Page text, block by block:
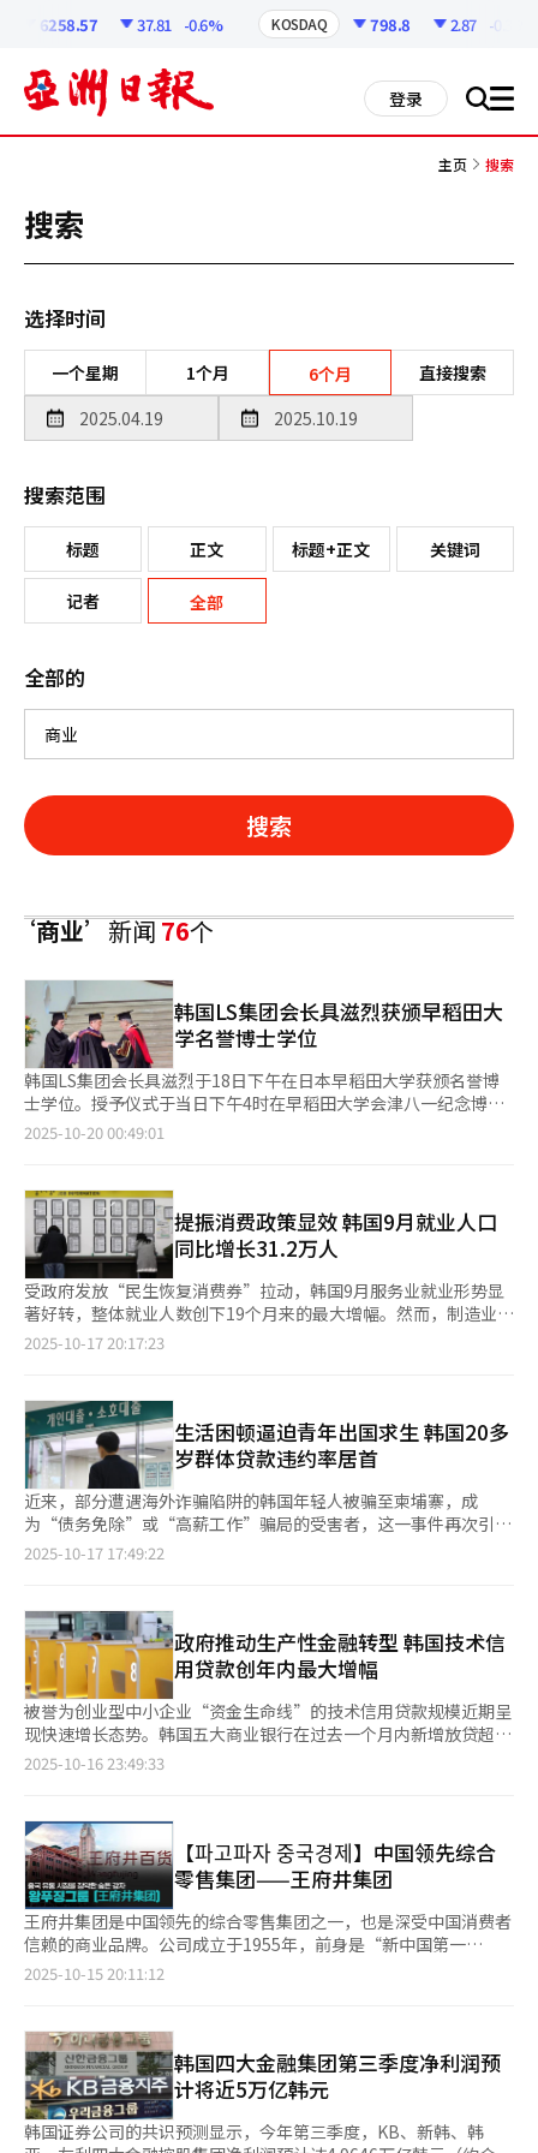
6258.57 37.81 -0.6% KOSDAQ 798.8 2.87 -0.36%
登录 搜 all
主页 搜索
搜索
选择时间
一个星期 1个月 6个月 直接搜索
搜索范围
标题 正文 标题+正文 关键词
记者 全部
全部的
搜索
‘商业’新闻76个
韩国LS集团会长具滋烈获颁早稻田大
学名誉博士学位
韩国LS集团会长具滋烈于18日下午在日本早稻田大学获颁名誉博
士学位。授予仪式于当日下午4时在早稻田大学会津八一纪念博物
馆（Aizu Museum）举行，并授予具滋烈名誉法学博士学位。出
管兼教授弦间正彦等两校相关人士及企业界人士约100名。 具滋烈
自1978年入职LG商社（现LX国际）以来，曾自2013年起担任LG
集团董事长约9年，将集团发展为覆盖25个国家、设有100余个据
点的全球性企业。在此过程中，他曾在1990年代初担任LG商社日
本地区总部负责人，亲身经历韩日经济合作实践。当两国因外交安
全问题陷入矛盾时，他曾以首尔东京论坛理事身份活跃于韩日财经
会议、商业峰会等场合，为加强两国乃至东北亚国家间的合作关系
履行了民间外交官的使命。 在学术与教育领域，具滋烈自2019年
校友的凝聚力，并积极支持母校建设与后辈培养。目前，他兼任高
丽大学发展委员会主席，并于2023年因此类贡献获得名誉哲学博
士学位。 早稻田大学方面表示：“具会长不仅作为高丽大学校友
会长为母校发展作出贡献，还为高丽大学与早稻田大学的友好关系
及学术交流发展作出重要贡献，推动了学校国际化进程。“” 早
稻田大学校长田中爱治在致辞中表示：“具会长自担任第31代韩国
贸易协会会长以来，设立‘韩日特别交流委员会’，从经济界角度
持续与日本政界、财界交流，为恢复两国经济信任发挥关键作用。
予名誉博士学位具有深远意义。” 具滋烈在获颁学位后用流利的
日语致辞：“在早稻田大学获得名誉博士学位，是两校信任与交流
的象征，意义非凡。我深知这承载着希望我成为韩日两国模范领导
人的期望，深感责任重大。”
2025-10-20 00:49:01
提振消费政策显效 韩国9月就业人口
同比增长31.2万人
受政府发放“民生恢复消费券”拉动，韩国9月服务业就业形势显
著好转，整体就业人数创下19个月来的最大增幅。然而，制造业与
建筑业持续低迷，青年就业困局依然严峻，就业市场呈现冷热不均
的最高增幅。 今年以来，就业人数增长总体保持稳定。自2月增加
32.9万人的高点后，除5月外，月度就业增幅均在10万人左右。 9
月就业人数增长的动力主要来自服务业。批发零售业就业人数同比
增长2.8万人，增幅创下2017年11月以来的最高；住宿和餐饮业增
加2.6万人，增幅创下今年3月以来的最大。 韩国统计厅社会统计局
长孔美淑指出，商业设施维保服务业、批发零售业、住宿餐饮业就
业人口的转增直接带动了9月新增就业突破30万人。这主要得益于
政府发放的“民生恢复消费券”政策。 艺术、体育、休闲服务业
而，制造业就业人数减少6.1万人，已连续15个月下降；建筑业在
行业低迷背景下减少8.4万人；农林渔业下降14.6万人，创下近10
年来的最高降幅。 按年龄结构看，就业增长与衰退出现明显分
化。60岁以上就业人数增加38.1万人，30至39岁增加13.3万人，
但其余年龄段就业均现下降。其中，15至29岁年龄段降幅最为严
重，同比下降14.6万人，成为就业市场的主要隐忧。 从总体就业率
来看，15岁以上人口就业率达63.7%，创下1982年7月开始统计以
来的历年同月最高。15至64岁年龄段就业率为70.4%。9月失业人
2025-10-17 20:17:23
生活困顿逼迫青年出国求生 韩国20多
岁群体贷款违约率居首
近来，部分遭遇海外诈骗陷阱的韩国年轻人被骗至柬埔寨，成
为“债务免除”或“高薪工作”骗局的受害者，这一事件再次引发
社会对青年经济困境的关注。数据显示，韩国20多岁群体不仅贷款
行（KB国民、新韩、韩亚、友利、NH农协）17日公布的《各年龄
段家庭贷款现况》显示，截至今年6月底，20多岁借款者的家庭贷
款余额达34.566万亿韩元（约合人民币1735.94亿元）。这一规模
低于30多岁（195.4933万亿韩元）、40多岁（221.1409万亿韩
元）、50多岁（172.2824万亿韩元）及60岁以上（132.1934万亿
韩元）群体，但贷款质量最为脆弱。 20多岁群体的平均贷款逾期
率（逾期1个月以上）为0.41%，在所有年龄段中位居第一，其后
依次为50多岁（0.37%）、40多岁（0.35%）、60岁以上
年同期（0.39%）上升0.02个百分点。 一家商业银行相关人士指
出，生活成本与房租保证金持续上涨，导致年轻人信用贷款和房贷
规模扩大，而还款能力却难以同步提升。另据某银行数据，截至今
年7月，29岁以下客户的信用贷款逾期率达0.8%，远高于30至60
岁群体的0.37%，也高于60岁以上的0.62%。 失业、收入不稳定
或信用受限导致越来越多年轻人被迫求助二级金融机构甚至非法高
利贷。据韩国庶民金融振兴院去年6月发布的《低信用者问卷调查
分析报告》，在1538名信用等级6至10级的低信用者中，20至30
年的7.5%和2023年的9.8%持续上升。 国会共同民主党议员李康
一从金融监督院获取的《各金融业信用注意者现况》数据显示，截
至去年7月底，登记在韩国信用信息院的20多岁信用注意者为
6.5887万人，较2021年底（5.258万人）激增25.3%。同期全国信
用注意者总数从54.873万人增至59.2567万人，增幅仅约8%，可
见20多岁群体的信用风险上升速度远超整体平均水平。 韩国银行
2025-10-17 17:49:22
政府推动生产性金融转型 韩国技术信
用贷款创年内最大增幅
被誉为创业型中小企业“资金生命线”的技术信用贷款规模近期呈
现快速增长态势。韩国五大商业银行在过去一个月内新增放贷超过
2万亿韩元（约合人民币100亿元）。分析认为，这与政府推动银
行、新韩银行、韩亚银行、友利银行、NH农协银行五大银行的技
术信用贷款余额达158.89万亿韩元，较上月增加2.22万亿韩元，创
年内单月最大增幅。 技术信用贷款的核心特点是，企业即使缺乏
传统抵押资产，也能根据公司的技术实力与商业化潜力获得融资。
该制度于2014年推出，旨在为创新型中小企业破解融资难问题。
目前，这类贷款约占中小企业贷款总额的20%，已成为初创企业的
重要融资渠道。 今年前三个月，受去年7月政府收紧评估制度的影
响，银行对技术信用贷款的态度一度保守。然而，自今年4月起贷
增贷款7860亿韩元，8月增至1.3万亿韩元，9月更攀升至2.22万亿
韩元。短短三个月，新增贷款规模增长逾两倍。 业内分析认为，
这一增长趋势与政府政策调整密不可分。在政府要求银行业控制家
庭贷款规模、加大生产性金融投放的大背景下，技术信用贷款成为
商业银行的重点投放方向，因此贷款规模获得快速增长。与此同
时，以知识产权（IP）质押贷款为代表的其他创新金融产品也实现
2025-10-16 23:49:33
【파고파자 중국경제】中国领先综合
零售集团——王府井集团
王府井集团是中国领先的综合零售集团之一，也是深受中国消费者
信赖的商业品牌。公司成立于1955年，前身是“新中国第一
店”——北京市百货大楼。凭借深厚的商业底蕴与持续创新能力，
2025-10-15 20:11:12
韩国四大金融集团第三季度净利润预
计将近5万亿韩元
韩国证券公司的共识预测显示，今年第三季度，KB、新韩、韩